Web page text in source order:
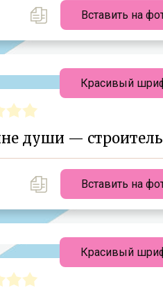
Вставить на
души —
Вставить на
Красивый
Красивый